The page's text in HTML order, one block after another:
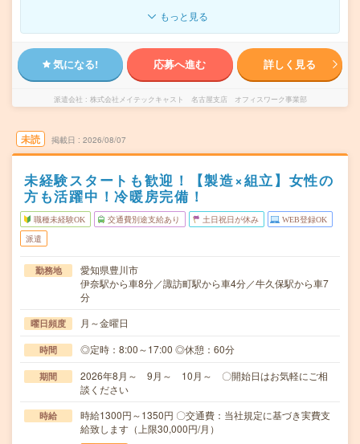
もっと見る
気になる! 応募へ進む 詳しく見る
派遣会社 株式会社メイテックキャスト 名古屋支店 オフィスワーク事業部
未読 掲載日 2026/08/07
未経験スタートも歓迎！【製造×組立】女性の
方も活躍中！冷暖房完備！
職種未経験OK 交通費別途支給あり 土日祝日が休み WEB登録OK
派遣
勤務地
愛知県豊川市
伊奈駅から車8分／諏訪町駅から車4分／牛久保駅から車7
分
曜日頻度 月～金曜日
時間 ◎定時：8:00～17:00 ◎休憩：60分
期間
2026年8月～ 9月～ 10月～ 〇開始日はお気軽にご相
談ください
時給
時給1300円～1350円 〇交通費：当社規定に基づき実費支
給致します（上限30,000円/月）